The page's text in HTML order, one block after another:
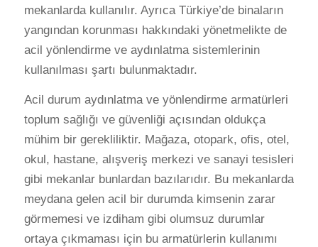
mekanlarda kullanılır. Ayrıca Türkiye’de binaların
yangından korunması hakkındaki yönetmelikte de
acil yönlendirme ve aydınlatma sistemlerinin
kullanılması şartı bulunmaktadır.
Acil durum aydınlatma ve yönlendirme armatürleri
toplum sağlığı ve güvenliği açısından oldukça
mühim bir gerekliliktir. Mağaza, otopark, ofis, otel,
okul, hastane, alışveriş merkezi ve sanayi tesisleri
gibi mekanlar bunlardan bazılarıdır. Bu mekanlarda
meydana gelen acil bir durumda kimsenin zarar
görmemesi ve izdiham gibi olumsuz durumlar
ortaya çıkmaması için bu armatürlerin kullanımı